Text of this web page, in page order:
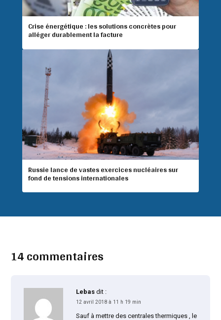
Crise énergétique : les solutions concrètes pour
alléger durablement la facture
Russie lance de vastes exercices nucléaires sur
fond de tensions internationales
14 commentaires
Lebas dit :
12 avril 2018 à 11 h 19 min
Sauf à mettre des centrales thermiques , le